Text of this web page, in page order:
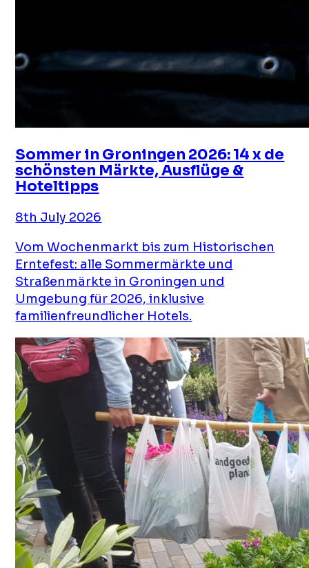
Sommer in Groningen 2026: 14 x de
schönsten Märkte, Ausflüge &
Hoteltipps
8th July 2026
Vom Wochenmarkt bis zum Historischen
Erntefest: alle Sommermärkte und
Straßenmärkte in Groningen und
Umgebung für 2026, inklusive
familienfreundlicher Hotels.